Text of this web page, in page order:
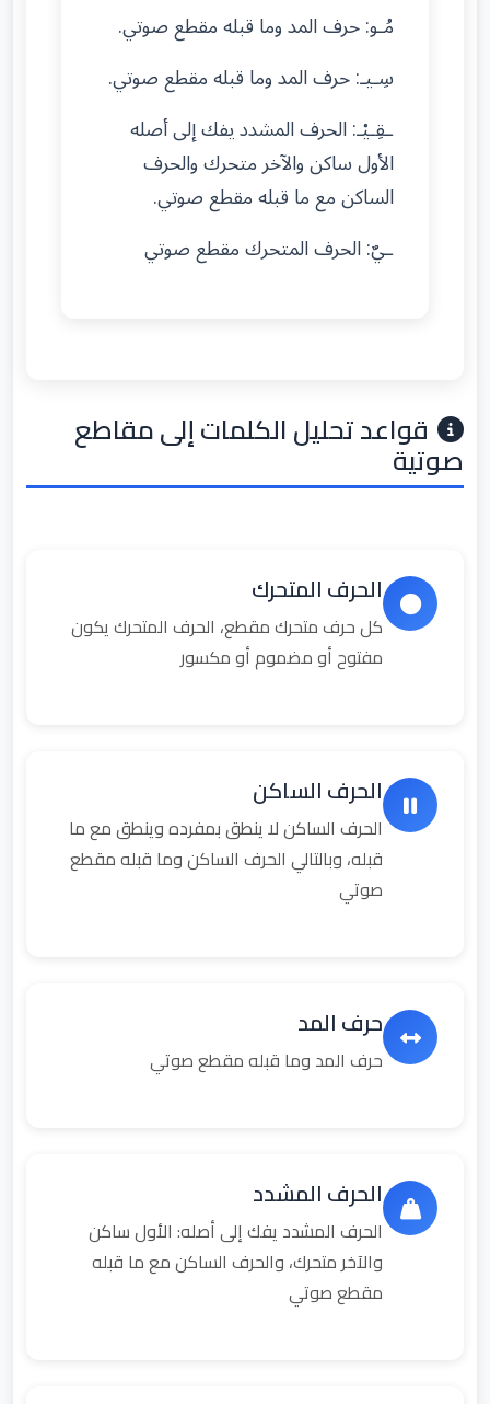
مُـو: حرف المد وما قبله مقطع صوتي.
سِـيـ: حرف المد وما قبله مقطع صوتي.
ـقِـيْـ: الحرف المشدد يفك إلى أصله
الأول ساكن والآخر متحرك والحرف
الساكن مع ما قبله مقطع صوتي.
ـيٌ: الحرف المتحرك مقطع صوتي
قواعد تحليل الكلمات إلى مقاطع
صوتية
الحرف المتحرك
كل حرف متحرك مقطع، الحرف المتحرك يكون
مفتوح أو مضموم أو مكسور
الحرف الساكن
الحرف الساكن لا ينطق بمفرده وينطق مع ما
قبله، وبالتالي الحرف الساكن وما قبله مقطع
صوتي
حرف المد
حرف المد وما قبله مقطع صوتي
الحرف المشدد
الحرف المشدد يفك إلى أصله: الأول ساكن
والآخر متحرك، والحرف الساكن مع ما قبله
مقطع صوتي